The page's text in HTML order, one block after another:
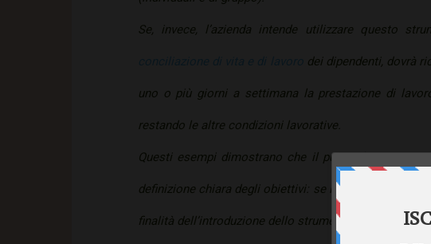
Se, invece, l’azienda intende utilizzare questo
dei dipendenti, dovrà
uno o più giorni a settimana la prestazione di
restando le altre condizioni lavorative.
Questi esempi dimostrano che il punto di partenza
definizione chiara degli obiettivi: se il datore di lavoro
finalità dell’introduzione dello strumento, corre il
Diritto